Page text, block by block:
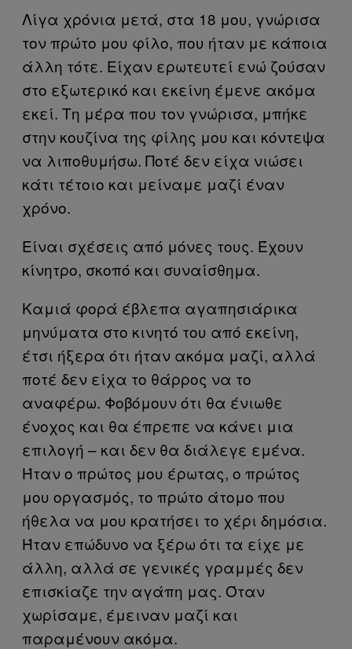
Λίγα χρόνια μετά, στα 18 μου, γνώρισα
τον πρώτο μου φίλο, που ήταν με κάποια
άλλη τότε. Είχαν ερωτευτεί ενώ ζούσαν
στο εξωτερικό και εκείνη έμενε ακόμα
εκεί. Τη μέρα που τον γνώρισα, μπήκε
στην κουζίνα της φίλης μου και κόντεψα
να λιποθυμήσω. Ποτέ δεν είχα νιώσει
κάτι τέτοιο και μείναμε μαζί έναν
χρόνο.
Είναι σχέσεις από μόνες τους. Έχουν
κίνητρο, σκοπό και συναίσθημα.
Καμιά φορά έβλεπα αγαπησιάρικα
μηνύματα στο κινητό του από εκείνη,
έτσι ήξερα ότι ήταν ακόμα μαζί, αλλά
ποτέ δεν είχα το θάρρος να το
αναφέρω. Φοβόμουν ότι θα ένιωθε
ένοχος και θα έπρεπε να κάνει μια
επιλογή – και δεν θα διάλεγε εμένα.
Ήταν ο πρώτος μου έρωτας, ο πρώτος
μου οργασμός, το πρώτο άτομο που
ήθελα να μου κρατήσει το χέρι δημόσια.
Ήταν επώδυνο να ξέρω ότι τα είχε με
άλλη, αλλά σε γενικές γραμμές δεν
επισκίαζε την αγάπη μας. Όταν
χωρίσαμε, έμειναν μαζί και
παραμένουν ακόμα.